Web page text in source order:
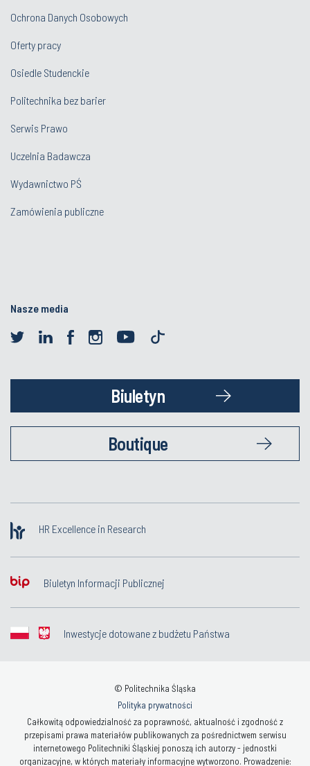
Ochrona Danych Osobowych
Oferty pracy
Osiedle Studenckie
Politechnika bez barier
Serwis Prawo
Uczelnia Badawcza
Wydawnictwo PŚ
Zamówienia publiczne
Nasze media
Biuletyn
Boutique
HR Excellence in Research
Biuletyn Informacji Publicznej
Inwestycje dotowane z budżetu Państwa
© Politechnika Śląska
Polityka prywatności
Całkowitą odpowiedzialność za poprawność, aktualność i zgodność z
przepisami prawa materiałów publikowanych za pośrednictwem serwisu
internetowego Politechniki Śląskiej ponoszą ich autorzy - jednostki
organizacyjne, w których materiały informacyjne wytworzono. Prowadzenie: